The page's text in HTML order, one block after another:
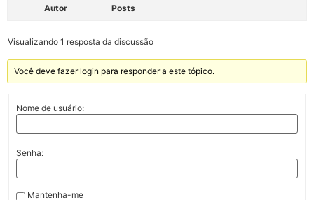
Autor Posts
Visualizando 1 resposta da discussão
Você deve fazer login para responder a este tópico.
Nome de usuário:
Senha:
Mantenha-me